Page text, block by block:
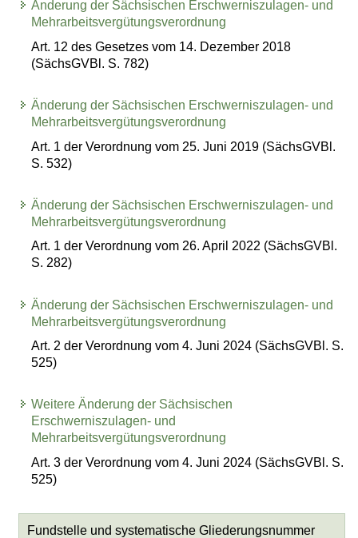
Änderung der Sächsischen Erschwerniszulagen- und
Mehrarbeitsvergütungsverordnung
Art. 12 des Gesetzes vom 14. Dezember 2018
(SächsGVBl. S. 782)
Änderung der Sächsischen Erschwerniszulagen- und
Mehrarbeitsvergütungsverordnung
Art. 1 der Verordnung vom 25. Juni 2019 (SächsGVBl.
S. 532)
Änderung der Sächsischen Erschwerniszulagen- und
Mehrarbeitsvergütungsverordnung
Art. 1 der Verordnung vom 26. April 2022 (SächsGVBl.
S. 282)
Änderung der Sächsischen Erschwerniszulagen- und
Mehrarbeitsvergütungsverordnung
Art. 2 der Verordnung vom 4. Juni 2024 (SächsGVBl. S.
525)
Weitere Änderung der Sächsischen
Erschwerniszulagen- und
Mehrarbeitsvergütungsverordnung
Art. 3 der Verordnung vom 4. Juni 2024 (SächsGVBl. S.
525)
Fundstelle und systematische Gliederungsnummer